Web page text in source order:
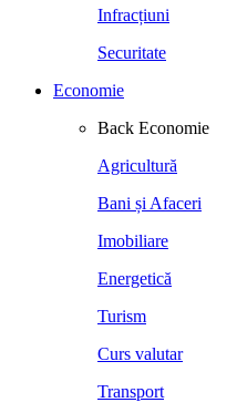
Infracțiuni
Securitate
Economie
Back Economie
Agricultură
Bani și Afaceri
Imobiliare
Energetică
Turism
Curs valutar
Transport